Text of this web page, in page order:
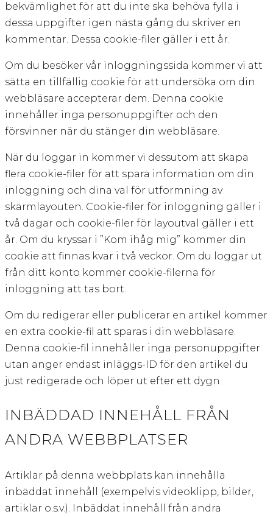
bekvämlighet för att du inte ska behöva fylla i
dessa uppgifter igen nästa gång du skriver en
kommentar. Dessa cookie-filer gäller i ett år.
Om du besöker vår inloggningssida kommer vi att
sätta en tillfällig cookie för att undersöka om din
webbläsare accepterar dem. Denna cookie
innehåller inga personuppgifter och den
försvinner när du stänger din webbläsare.
När du loggar in kommer vi dessutom att skapa
flera cookie-filer för att spara information om din
inloggning och dina val för utformning av
skärmlayouten. Cookie-filer för inloggning gäller i
två dagar och cookie-filer för layoutval gäller i ett
år. Om du kryssar i ”Kom ihåg mig” kommer din
cookie att finnas kvar i två veckor. Om du loggar ut
från ditt konto kommer cookie-filerna för
inloggning att tas bort.
Om du redigerar eller publicerar en artikel kommer
en extra cookie-fil att sparas i din webbläsare.
Denna cookie-fil innehåller inga personuppgifter
utan anger endast inläggs-ID för den artikel du
just redigerade och löper ut efter ett dygn.
INBÄDDAD INNEHÅLL FRÅN
ANDRA WEBBPLATSER
Artiklar på denna webbplats kan innehålla
inbäddat innehåll (exempelvis videoklipp, bilder,
artiklar o.s.v.). Inbäddat innehåll från andra